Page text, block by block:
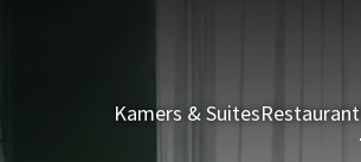
Kamers & SuitesRestaurant